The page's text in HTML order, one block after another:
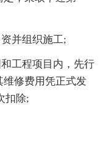
并组织施工;
工程项目内，先行
修费用凭正式发
扣除;